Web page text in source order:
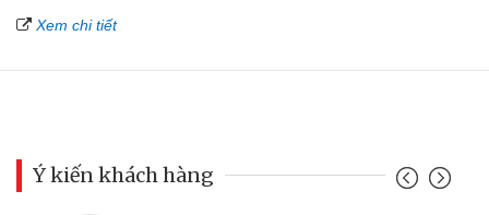
Xem chi tiết
Ý kiến khách hàng